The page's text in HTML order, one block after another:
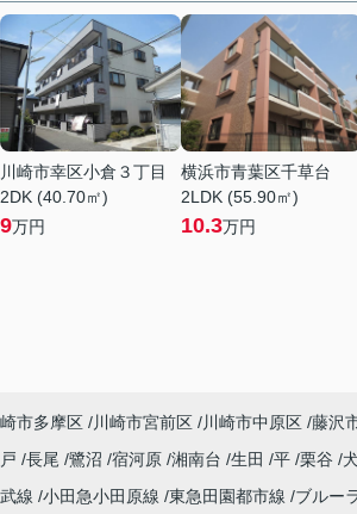
川崎市幸区小倉３丁目
2DK (40.70㎡)
9万円
横浜市青葉区千草台
2LDK (55.90㎡)
10.3万円
市多摩区 川崎市宮前区 川崎市中原区 藤沢
長尾 鷺沼 宿河原 湘南台 生田 平 栗谷
線 小田急小田原線 東急田園都市線 ブルー